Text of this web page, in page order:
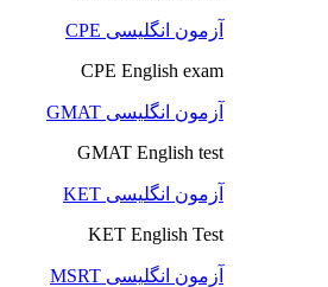
آزمون انگلیسی CPE
CPE English exam
آزمون انگلیسی GMAT
GMAT English test
آزمون انگلیسی KET
KET English Test
آزمون انگلیسی MSRT